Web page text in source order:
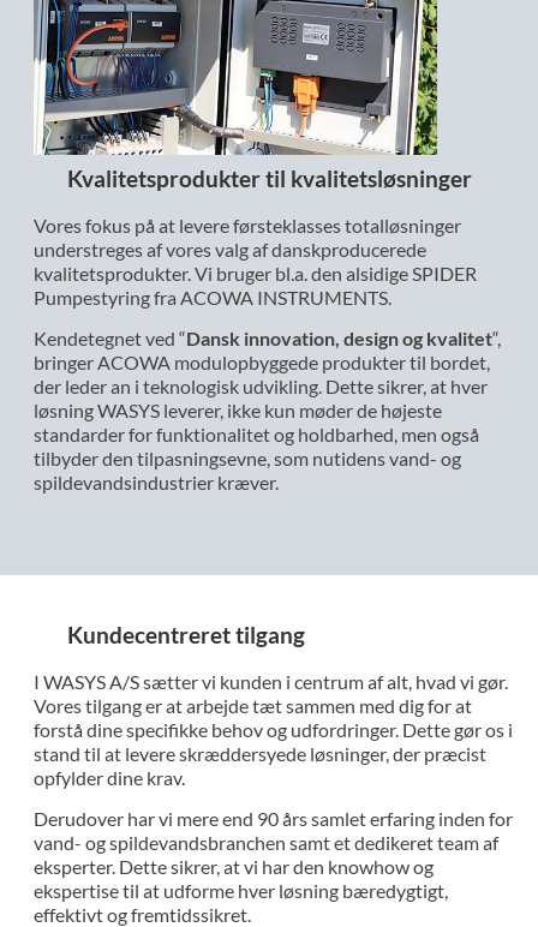
Kvalitetsprodukter til kvalitetsløsninger
Vores fokus på at levere førsteklasses totalløsninger
understreges af vores valg af danskproducerede
kvalitetsprodukter. Vi bruger bl.a. den alsidige SPIDER
Pumpestyring fra ACOWA INSTRUMENTS.
Kendetegnet ved “Dansk innovation, design og kvalitet“,
bringer ACOWA modulopbyggede produkter til bordet,
der leder an i teknologisk udvikling​​. Dette sikrer, at hver
løsning WASYS leverer, ikke kun møder de højeste
standarder for funktionalitet og holdbarhed, men også
tilbyder den tilpasningsevne, som nutidens vand- og
spildevandsindustrier kræver.
Kundecentreret tilgang
I WASYS A/S sætter vi kunden i centrum af alt, hvad vi gør.
Vores tilgang er at arbejde tæt sammen med dig for at
forstå dine specifikke behov og udfordringer. Dette gør os i
stand til at levere skræddersyede løsninger, der præcist
opfylder dine krav.
Derudover har vi mere end 90 års samlet erfaring inden for
vand- og spildevandsbranchen samt et dedikeret team af
eksperter. Dette sikrer, at vi har den knowhow og
ekspertise til at udforme hver løsning bæredygtigt,
effektivt og fremtidssikret.